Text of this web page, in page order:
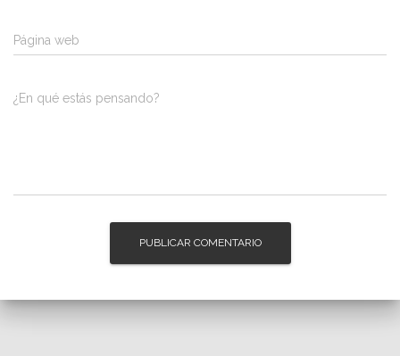
Página web
¿En qué estás pensando?